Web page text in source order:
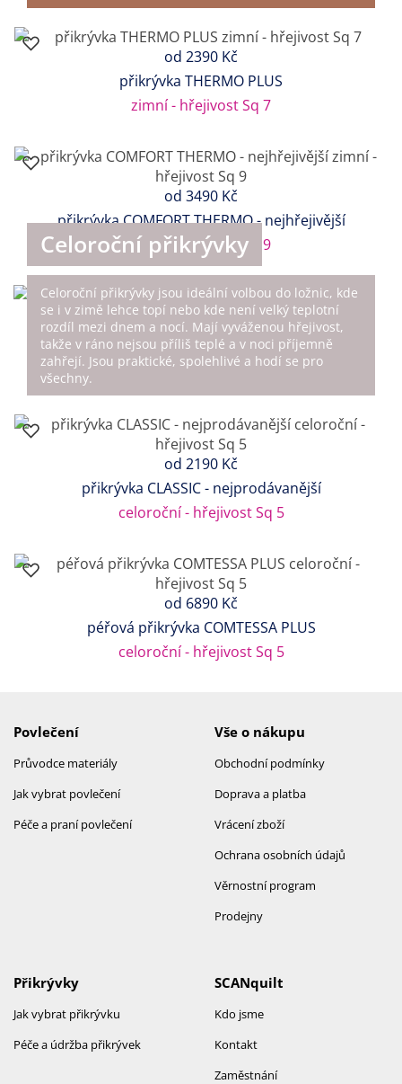
od 2390 Kč
přikrývka THERMO PLUS
zimní - hřejivost Sq 7
od 3490 Kč
přikrývka COMFORT THERMO - nejhřejivější
zimní - hřejivost Sq 9
Celoroční přikrývky
Celoroční přikrývky jsou ideální volbou do ložnic, kde
se i v zimě lehce topí nebo kde není velký teplotní
rozdíl mezi dnem a nocí. Mají vyváženou hřejivost,
takže v ráno nejsou příliš teplé a v noci příjemně
zahřejí. Jsou praktické, spolehlivé a hodí se pro
všechny.
od 2190 Kč
přikrývka CLASSIC - nejprodávanější
celoroční - hřejivost Sq 5
od 6890 Kč
péřová přikrývka COMTESSA PLUS
celoroční - hřejivost Sq 5
Povlečení
Průvodce materiály
Jak vybrat povlečení
Péče a praní povlečení
Vše o nákupu
Obchodní podmínky
Doprava a platba
Vrácení zboží
Ochrana osobních údajů
Věrnostní program
Prodejny
SCANquilt
Kdo jsme
Kontakt
Zaměstnání
Přikrývky
Jak vybrat přikrývku
Péče a údržba přikrývek